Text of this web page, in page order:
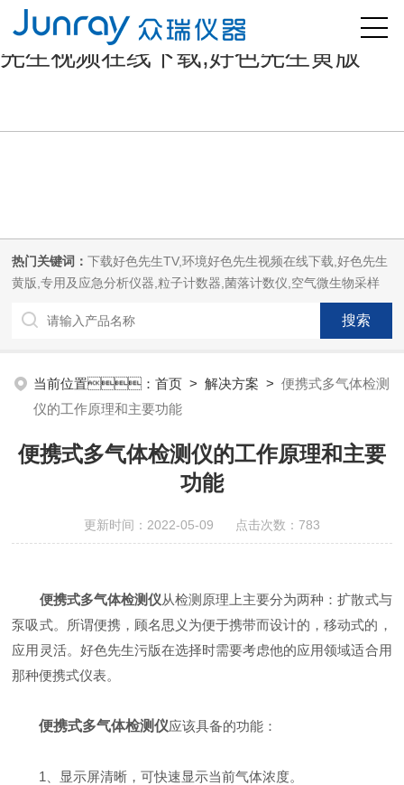
好色先生污版,下载好色先生TV,好色
先生视频在线下载,好色先生黄版
热门关键词：下载好色先生TV,环境好色先生视频在线下载,好色先生
黄版,专用及应急分析仪器,粒子计数器,菌落计数仪,空气微生物采样
当前位置：首页 >解决方案 >便携式多气体检测
仪的工作原理和主要功能
便携式多气体检测仪的工作原理和主要
功能
更新时间：2022-05-09 点击次数：783
便携式多气体检测仪从检测原理上主要分为两种：扩散式与
泵吸式。所谓便携，顾名思义为便于携带而设计的，移动式的，
应用灵活。好色先生污版在选择时需要考虑他的应用领域适合用
那种便携式仪表。
便携式多气体检测仪应该具备的功能：
1、显示屏清晰，可快速显示当前气体浓度。